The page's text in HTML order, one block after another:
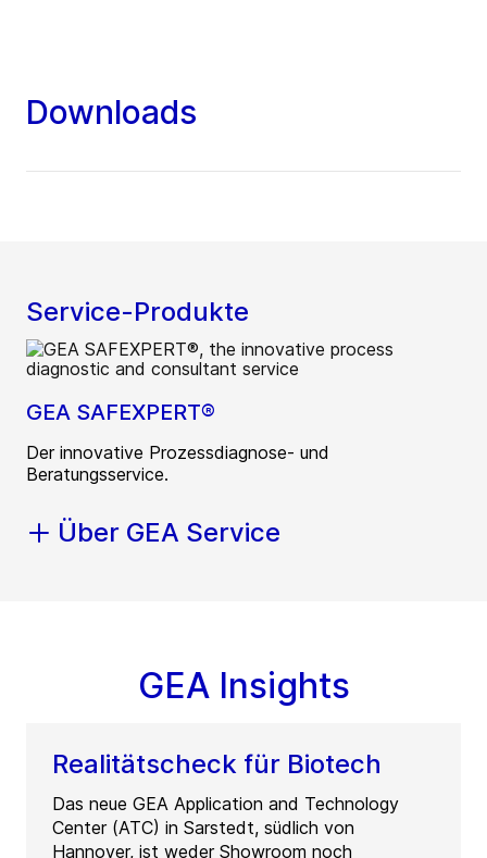
Downloads
Service-Produkte
GEA SAFEXPERT®
Der innovative Prozessdiagnose- und
Beratungsservice.
Über GEA Service
GEA Insights
Realitätscheck für Biotech
Das neue GEA Application and Technology
Center (ATC) in Sarstedt, südlich von
Hannover, ist weder Showroom noch